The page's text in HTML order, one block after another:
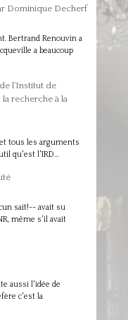
Dominique Decherf
Bertrand Renouvin a
a beaucoup
l’Institut de
recherche à la
tous les arguments
qu'est l'IRD…
sait!-- avait su
même s'il avait
aussi l'idée de
c'est la